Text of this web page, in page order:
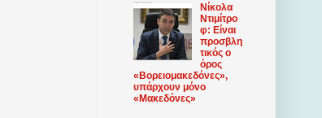
Νίκολα
Ντιμίτρο
φ: Είναι
προσβλη
τικός ο
όρος
«Βορειομακεδόνες»,
υπάρχουν μόνο
«Μακεδόνες»